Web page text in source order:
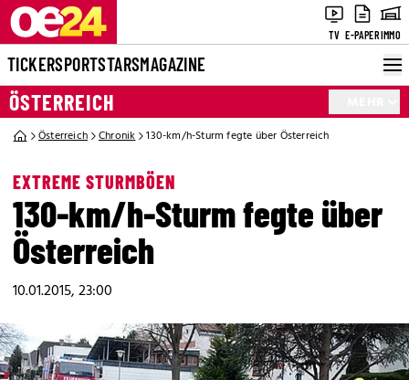
TV E-PAPERIMMO
TICKERSPORTSTARSMAGAZINE
ÖSTERREICH
Österreich Chronik 130-km/h-Sturm fegte über Österreich
EXTREME STURMBÖEN
130-km/h-Sturm fegte über
Österreich
10.01.2015, 23:00